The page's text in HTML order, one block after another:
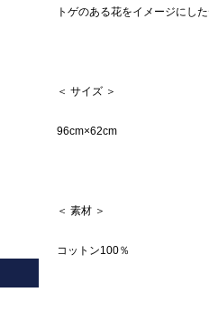
トゲのある花をイメージにした
＜ サイズ ＞
96cm×62cm
＜ 素材 ＞
コットン100％